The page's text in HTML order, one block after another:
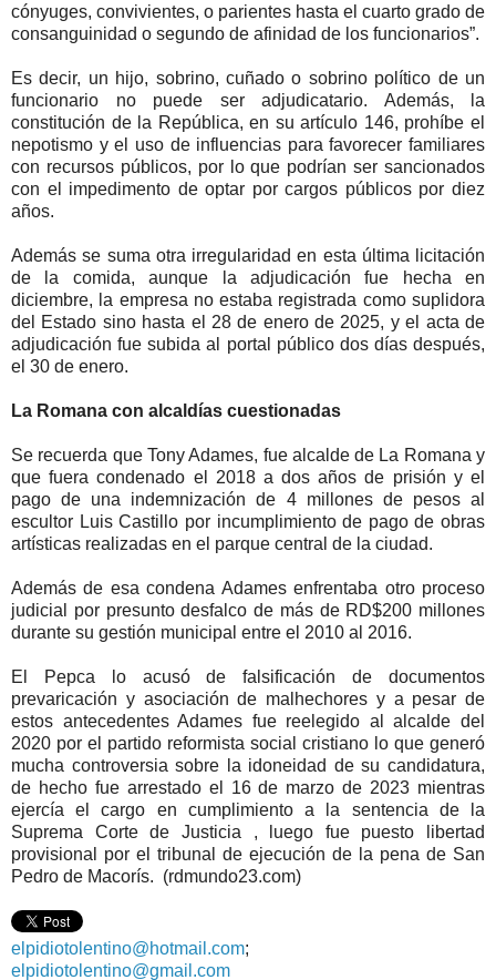
cónyuges, convivientes, o parientes hasta el cuarto grado de
consanguinidad o segundo de afinidad de los funcionarios”.
Es decir, un hijo, sobrino, cuñado o sobrino político de un
funcionario no puede ser adjudicatario. Además, la
constitución de la República, en su artículo 146, prohíbe el
nepotismo y el uso de influencias para favorecer familiares
con recursos públicos, por lo que podrían ser sancionados
con el impedimento de optar por cargos públicos por diez
años.
Además se suma otra irregularidad en esta última licitación
de la comida, aunque la adjudicación fue hecha en
diciembre, la empresa no estaba registrada como suplidora
del Estado sino hasta el 28 de enero de 2025, y el acta de
adjudicación fue subida al portal público dos días después,
el 30 de enero.
La Romana con alcaldías cuestionadas
Se recuerda que Tony Adames, fue alcalde de La Romana y
que fuera condenado el 2018 a dos años de prisión y el
pago de una indemnización de 4 millones de pesos al
escultor Luis Castillo por incumplimiento de pago de obras
artísticas realizadas en el parque central de la ciudad.
Además de esa condena Adames enfrentaba otro proceso
judicial por presunto desfalco de más de RD$200 millones
durante su gestión municipal entre el 2010 al 2016.
El Pepca lo acusó de falsificación de documentos
prevaricación y asociación de malhechores y a pesar de
estos antecedentes Adames fue reelegido al alcalde del
2020 por el partido reformista social cristiano lo que generó
mucha controversia sobre la idoneidad de su candidatura,
de hecho fue arrestado el 16 de marzo de 2023 mientras
ejercía el cargo en cumplimiento a la sentencia de la
Suprema Corte de Justicia , luego fue puesto libertad
provisional por el tribunal de ejecución de la pena de San
Pedro de Macorís. (rdmundo23.com)
elpidiotolentino@hotmail.com;
elpidiotolentino@gmail.com